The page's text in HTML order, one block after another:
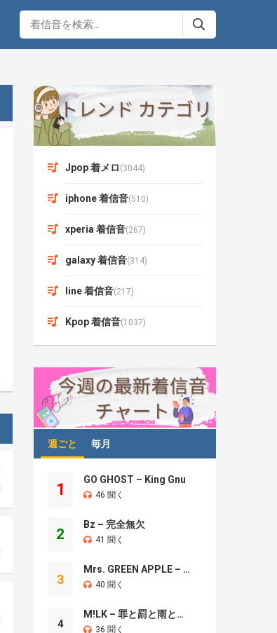
Jpop 着メロ (3044)
iphone 着信音(510)
xperia 着信音(267)
galaxy 着信音(314)
line 着信音(217)
Kpop 着信音(1037)
週ごと 毎月
1
GO GHOST – King Gnu
46 聞く
2
Bz – 完全無欠
41 聞く
3
Mrs. GREEN APPLE – Brand New
40 聞く
4
M!LK – 罪と罰と雨とキス
36 聞く